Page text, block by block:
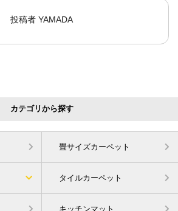
投稿者 YAMADA
カテゴリから探す
畳サイズカーペット
タイルカーペット